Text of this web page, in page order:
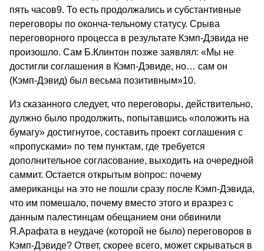
пять часов9. То есть продолжались и субстантивные
переговоры по оконча-тельному статусу. Срыва
переговорного процесса в результате Кэмп-Дэвида не
произошло. Сам Б.Клинтон позже заявлял: «Мы не
достигли соглашения в Кэмп-Дэвиде, но… сам он
(Кэмп-Дэвид) был весьма позитивным»10.
Из сказанного следует, что переговоры, действительно,
дулжно было продолжить, попытавшись «положить на
бумагу» достигнутое, составить проект соглашения с
«пропусками» по тем пунктам, где требуется
дополнительное согласование, выходить на очередной
саммит. Остается открытым вопрос: почему
американцы на это не пошли сразу после Кэмп-Дэвида,
что им помешало, почему вместо этого и вразрез с
данным палестинцам обещанием они обвинили
Я.Арафата в неудаче (которой не было) переговоров в
Кэмп-Дэвиде? Ответ, скорее всего, может скрываться в